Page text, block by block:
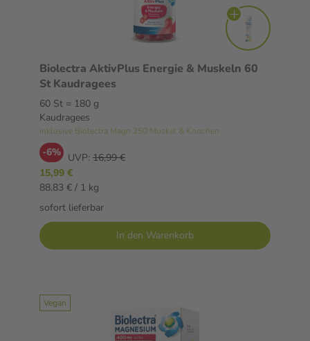
Biolectra AktivPlus Energie & Muskeln 60
St Kaudragees
60 St = 180 g
Kaudragees
inklusive Biolectra Magn 250 Muskel & Knochen
-6% UVP: 16,99 €
15,99 €
88,83 € / 1 kg
sofort lieferbar
In den Warenkorb
Vegan